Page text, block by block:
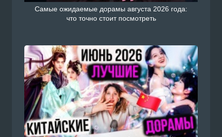
Самые ожидаемые дорамы августа 2026 года:
что точно стоит посмотреть